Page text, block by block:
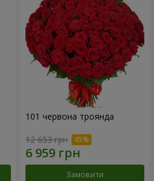
101 червона троянда
12 653 грн
Замовити